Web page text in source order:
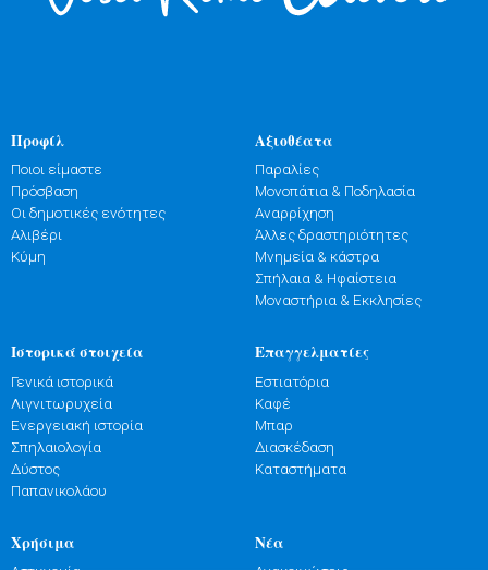
Προφίλ
Ποιοι είμαστε
Πρόσβαση
Οι δημοτικές ενότητες
Αλιβέρι
Κύμη
Αξιοθέατα
Παραλίες
Μονοπάτια & Ποδηλασία
Αναρρίχηση
Άλλες δραστηριότητες
Μνημεία & κάστρα
Σπήλαια & Ηφαίστεια
Μοναστήρια & Εκκλησίες
Ιστορικά στοιχεία
Γενικά ιστορικά
Λιγνιτωρυχεία
Ενεργειακή ιστορία
Σπηλαιολογία
Δύστος
Παπανικολάου
Επαγγελματίες
Εστιατόρια
Καφέ
Μπαρ
Διασκέδαση
Καταστήματα
Χρήσιμα Νέα